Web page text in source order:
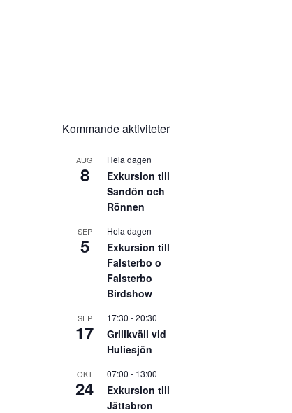
Kommande aktiviteter
AUG
8
Hela dagen
Exkursion till
Sandön och
Rönnen
SEP
5
Hela dagen
Exkursion till
Falsterbo o
Falsterbo
Birdshow
SEP
17
17:30 -20:30
Grillkväll vid
Huliesjön
OKT
24
07:00 - 13:00
Exkursion till
Jättabron